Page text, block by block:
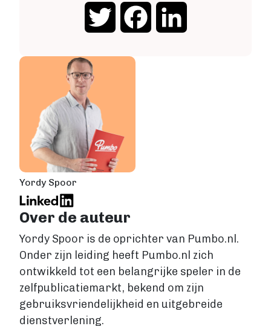
Twitter Facebook
Over de auteur
Yordy Spoor is de oprichter van Pumbo.nl.
Onder zijn leiding heeft Pumbo.nl zich
ontwikkeld tot een belangrijke speler in de
zelfpublicatiemarkt, bekend om zijn
gebruiksvriendelijkheid en uitgebreide
dienstverlening.
Yordy Spoor